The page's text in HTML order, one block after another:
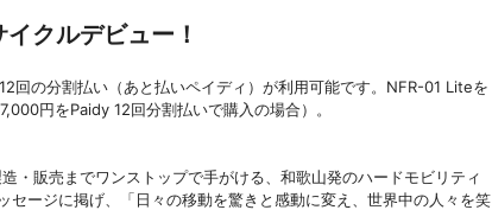
クルデビュー！
回の分割払い（あと払いペイディ）が利用可能です。NFR-01 Liteを
円をPaidy 12回分割払いで購入の場合）。
・販売までワンストップで手がける、和歌山発のハードモビリティ
ージに掲げ、「日々の移動を驚きと感動に変え、世界中の人々を笑